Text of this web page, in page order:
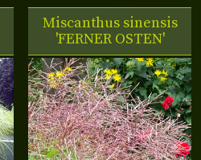
Miscanthus sinensis
'FERNER OSTEN'